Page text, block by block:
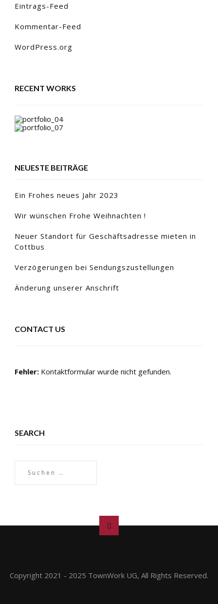
Eintrags-Feed
Kommentar-Feed
WordPress.org
RECENT WORKS
NEUESTE BEITRÄGE
Ein Frohes neues Jahr 2023
Wir wünschen Frohe Weihnachten !
Neuer Standort für Geschäftsadresse mieten in
Cottbus
Verzögerungen bei Sendungszustellungen
Änderung unserer Anschrift
CONTACT US
Fehler: Kontaktformular wurde nicht gefunden.
SEARCH
Copyright 2021 - 2025 TownWork UG, All Rights Reserved.